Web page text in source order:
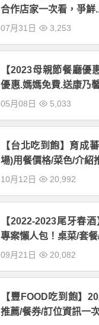
合作店家一次看，爭鮮
07月31日 3,253
【2023母親節餐廳優
優惠.媽媽免費.送康乃
帶.外送也適用)
05月08日 5,033
【台北吃到飽】育成
場)用餐價格/菜色/介紹
10月12日 20,992
【2022-2023尾牙春
專案懶人包！桌菜/套
09月21日 20,082
【豐FOOD吃到飽】
推薦/餐券/訂位資訊一